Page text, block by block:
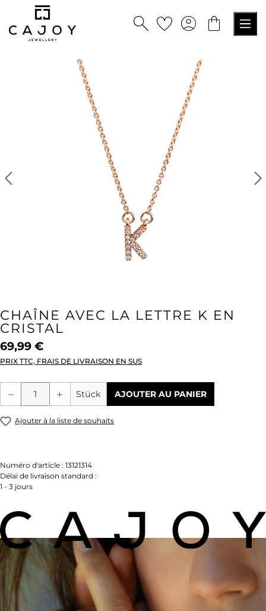
principal
CHAÎNE AVEC LA LETTRE K EN
CRISTAL
69,99 €
PRIX TTC, FRAIS DE LIVRAISON EN SUS
Quantité de produit : Entrez la
Stück AJOUTER AU PANIER
Ajouter à la liste de souhaits
Numéro d'article : 13121314
Délai de livraison standard :
1 - 3 jours